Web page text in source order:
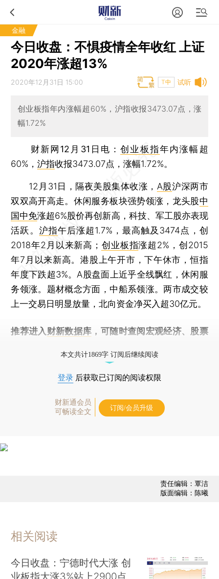
金融
今日收盘：不惧疫情全年收红 上证
2020年涨超13%
试听
2020年12月31日 15:00 T中
创业板指年内涨幅超60%，沪指收报3473.07点，涨
幅1.72%
财新网12月31日电 ：创业板指年内涨幅超
60%，沪指收报3473.07点，涨幅1.72%。
12月31日，隔夜美股集体收涨， A股沪深两市
双双高开高走。休闲服务板块强势领涨，龙头股中
国中免涨超6%股价再创新高，科技、军工股亦表现
活跃。 沪指午后涨超1.7%，最高触及3474点，创
2018年2月以来新高； 创业板指涨超2%，创2015
年7月以来新高。港股上午开市，下午休市，恒指
年度下跌超3%。A股盘面上近乎全线飘红，休闲服
务领涨。题材概念方面，中船系领涨。两市成交较
上一交易日明显放量，北向资金净买入超30亿元。
推荐进入 财新数据库 ，可随时查阅宏观经济、股票
本文共计1869字 订阅后继续阅读
登录 后获取已订阅的阅读权限
财新通会员
可畅读全文
订阅/会员升级
责任编辑：覃洁
版面编辑：陈曦
相关阅读
今日收盘：宁德时代大涨 创
业板指大涨3%站上2900点